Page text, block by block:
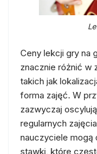
Ceny lekcji gry na
znacznie różnić w
takich jak
forma zajęć. W
zazwyczaj
regularnych
nauczyciele mogą
stawki, które